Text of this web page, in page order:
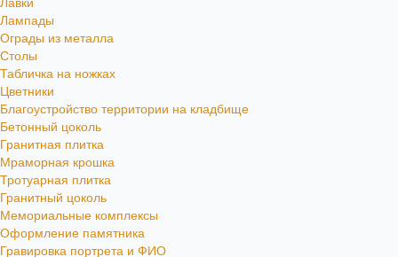
Лампады
Ограды из металла
Столы
Табличка на ножках
Цветники
Благоустройство территории на кладбище
Бетонный цоколь
Гранитная плитка
Мраморная крошка
Тротуарная плитка
Гранитный цоколь
Мемориальные комплексы
Оформление памятника
Гравировка портрета и ФИО